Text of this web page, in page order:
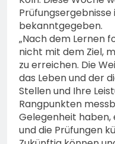
bekanntgegeben.
„Nach dem Lernen
nicht mit dem Ziel,
zu erreichen. Die
das Leben und der
Stellen und Ihre
Rangpunkten
Gelegenheit haben,
und die Prüfungen